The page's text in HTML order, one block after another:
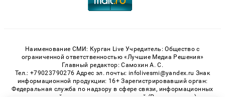
Наименование СМИ: Курган Live Учредитель: Общество с
ограниченной ответственностью «Лучшие Медиа Решения»
Главный редактор: Самохин А. С.
Тел.: +79023790276 Адрес эл. почты: infolivesmi@yandex.ru Знак
информационной продукции: 16+ Зарегистрировавший орган:
Федеральная служба по надзору в сфере связи, информационных